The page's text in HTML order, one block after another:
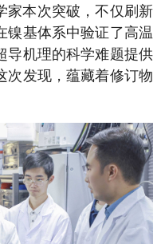
家本次突破，不仅刷新
镍基体系中验证了高温
导机理的科学难题提供
次发现，蕴藏着修订物